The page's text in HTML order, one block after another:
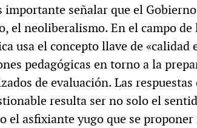
importante señalar que el
el neoliberalismo. En el campo de
usa el concepto llave de «calidad
pedagógicas en torno a la
de evaluación. Las
resulta ser no solo el
el asfixiante yugo que se